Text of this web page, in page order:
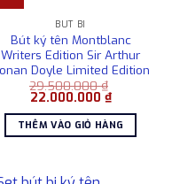
₫.
BÚT BI
Bút ký tên Montblanc
Writers Edition Sir Arthur
Doyle Limited Edition
29.500.000₫
Giá
là:
29.500.000 ₫.
22.000.000 ₫Giá
hiện
tại
là:
THÊM VÀO GIỎ HÀNG